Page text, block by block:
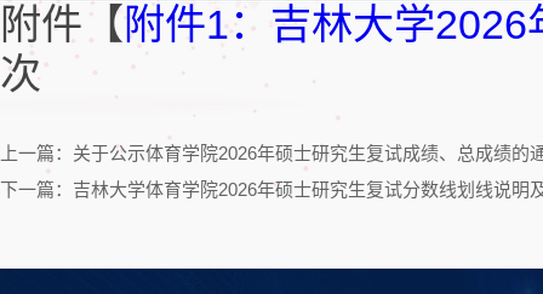
附件【附件1：吉林大学
次
上一篇：关于公示体育学院2026年硕士研究生复试成绩、总成绩的
下一篇：吉林大学体育学院2026年硕士研究生复试分数线划线说明